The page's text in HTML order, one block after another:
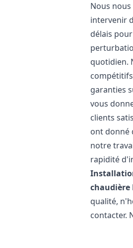
Nous
intervenir
délais
quotidien.
garanties
vous
clients
ont donné
notre
rapidité
chaudière
qualité,
contacter.